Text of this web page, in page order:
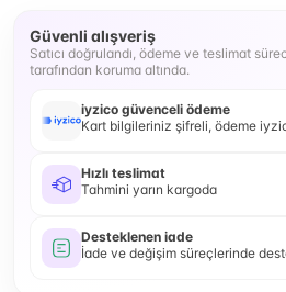
Güvenli alışveriş
Satıcı doğrulandı, ödeme ve teslimat
tarafından koruma altında.
iyzico güvenceli ödeme
Kart bilgileriniz şifreli, ödeme
Hızlı teslimat
Tahmini yarın kargoda
Desteklenen iade
İade ve değişim süreçlerinde